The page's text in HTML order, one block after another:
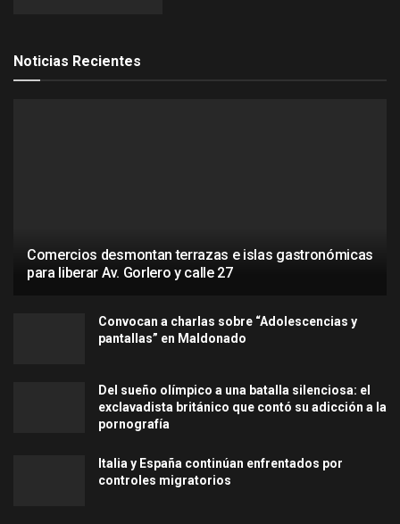
Noticias Recientes
Comercios desmontan terrazas e islas gastronómicas
para liberar Av. Gorlero y calle 27
Convocan a charlas sobre “Adolescencias y
pantallas” en Maldonado
Del sueño olímpico a una batalla silenciosa: el
exclavadista británico que contó su adicción a la
pornografía
Italia y España continúan enfrentados por
controles migratorios